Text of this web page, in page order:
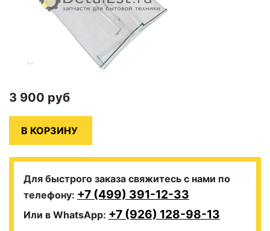
3 900 руб
Для быстрого заказа свяжитесь с нами по
телефону: +7 (499) 391-12-33
Или в WhatsApp: +7 (926) 128-98-13